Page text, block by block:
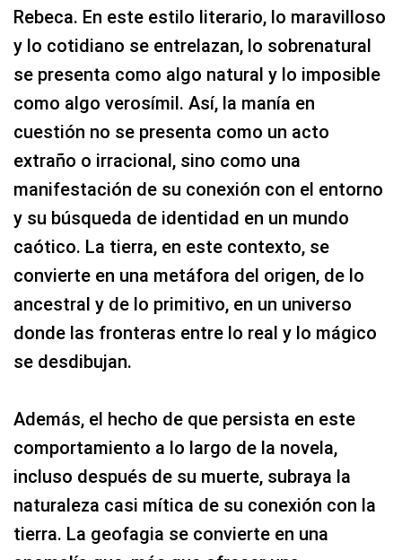
Rebeca. En este estilo literario, lo maravilloso
y lo cotidiano se entrelazan, lo sobrenatural
se presenta como algo natural y lo imposible
como algo verosímil. Así, la manía en
cuestión no se presenta como un acto
extraño o irracional, sino como una
manifestación de su conexión con el entorno
y su búsqueda de identidad en un mundo
caótico. La tierra, en este contexto, se
convierte en una metáfora del origen, de lo
ancestral y de lo primitivo, en un universo
donde las fronteras entre lo real y lo mágico
se desdibujan.
Además, el hecho de que persista en este
comportamiento a lo largo de la novela,
incluso después de su muerte, subraya la
naturaleza casi mítica de su conexión con la
tierra. La geofagia se convierte en una